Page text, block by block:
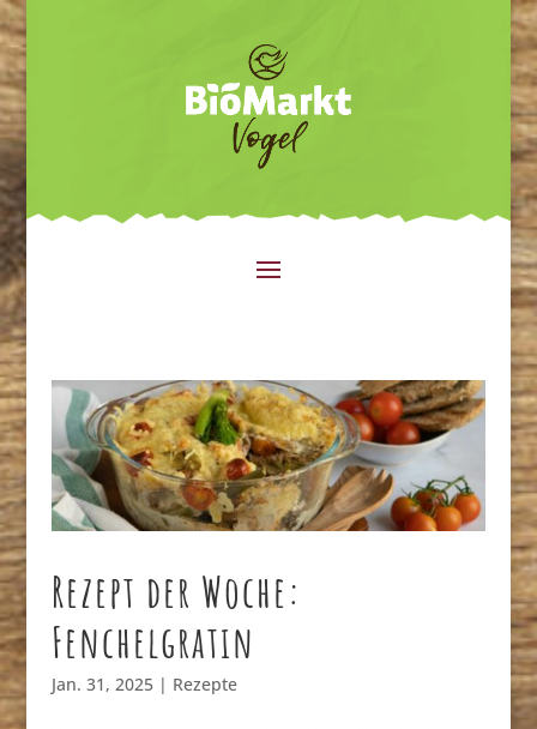
Rezept der Woche:
Fenchelgratin
Jan. 31, 2025| Rezepte